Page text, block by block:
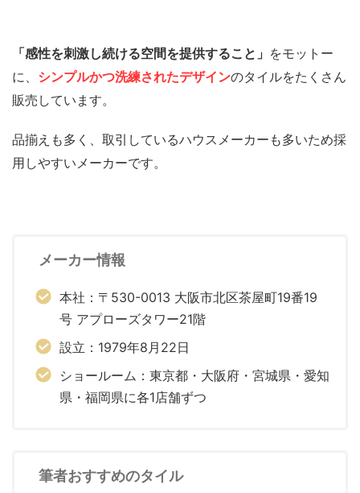
「感性を刺激し続ける空間を提供すること」 をモットー
に、 シンプルかつ洗練されたデザインのタイルをたくさん
販売しています。
品揃えも多く、取引しているハウスメーカーも多いため採
用しやすいメーカーです。
メーカー情報
本社：〒530-0013 大阪市北区茶屋町19番19
号 アプローズタワー21階
設立：1979年8月22日
ショールーム：東京都・大阪府・宮城県・愛知
県・福岡県に各1店舗ずつ
筆者おすすめのタイル